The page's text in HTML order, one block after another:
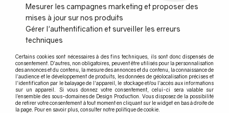
Poteau de balustrade fixation à la francaise >
Poteau fixation à la française >Poteau - H 970 mm + cache embase
Ø125 mm
Mesurer les campagnes marketing et proposer des
mises à jour sur nos produits
Gérer l'authentification et surveiller les erreurs
techniques
Certains cookies sont nécessaires à des fins techniques, ils sont donc dispensés de
consentement. D'autres, non obligatoires, peuvent être utilisés pour la personnalisation
des annonces et du contenu, la mesure des annonces et du contenu, la connaissance de
l'audience et le développement de produits, les données de géolocalisation précises et
l'identification par le balayage de l'appareil, le stockage et/ou l'accès aux informations
sur un appareil. Si vous donnez votre consentement, celui-ci sera valable sur
l’ensemble des sous-domaines de Design Production. Vous disposez de la possibilité
de retirer votre consentement à tout moment en cliquant sur le widget en bas à droite de
la page. Pour en savoir plus, consulter notre politique de cookie.